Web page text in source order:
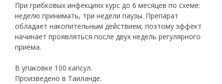
При грибковых инфекциях курс до 6 месяцев по схеме:
неделю принимать, три недели паузы. Препарат
обладает накопительным действием, поэтому эффект
начинает проявляться после двух недель регулярного
приёма.
В упаковке 100 капсул.
Произведено в Таиланде.